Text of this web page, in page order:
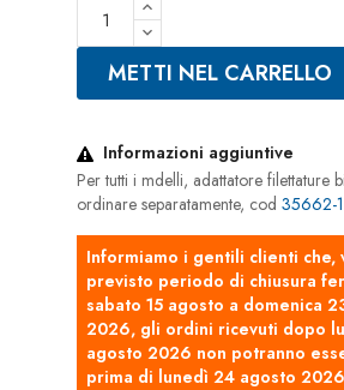
METTI NEL CARRELLO
Informazioni aggiuntive
Per tutti i mdelli, adattatore filettature
ordinare separatamente, cod 35662-
Informiamo i gentili clienti che,
previsto periodo di chiusura
sabato 15 agosto a domenica
2026, gli ordini ricevuti dopo
agosto 2026 non potranno
prima di lunedì 24 agosto 2026